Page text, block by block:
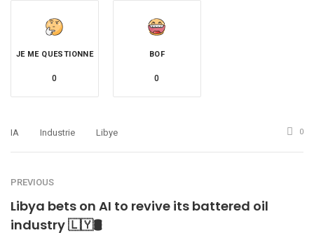
JE ME QUESTIONNE
0
BOF
0
IA Industrie Libye 0
PREVIOUS
Libya bets on AI to revive its battered oil
industry 🇱🇾🛢️